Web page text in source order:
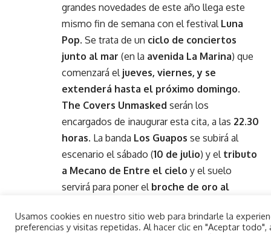
grandes novedades de este año llega este
mismo fin de semana con el festival Luna
Pop. Se trata de un ciclo de conciertos
junto al mar (en la avenida La Marina) que
comenzará el jueves, viernes, y se
extenderá hasta el próximo domingo.
The Covers Unmasked serán los
encargados de inaugurar esta cita, a las 22.30
horas. La banda Los Guapos se subirá al
escenario el sábado (10 de julio) y el tributo
a Mecano de Entre el cielo y el suelo
servirá para poner el broche de oro al
Protocolo de seguridad
Usamos cookies en nuestro sitio web para brindarle la
preferencias y visitas repetidas. Al hacer clic en "Aceptar